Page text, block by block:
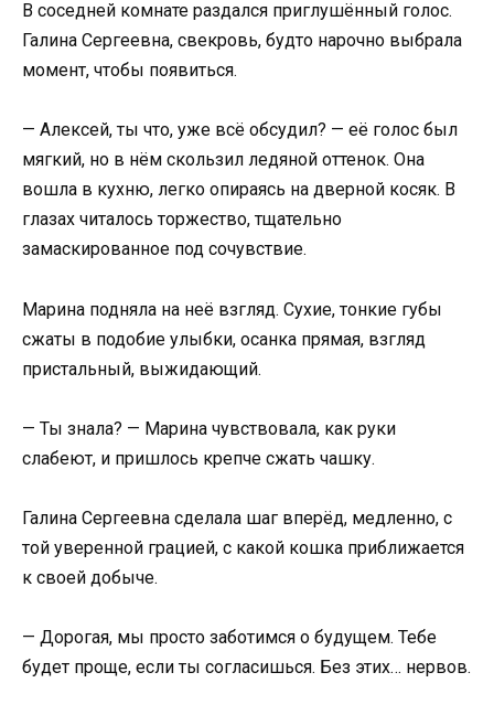
В соседней комнате раздался приглушённый голос.
Галина Сергеевна, свекровь, будто нарочно выбрала
момент, чтобы появиться.
— Алексей, ты что, уже всё обсудил? — её голос был
мягкий, но в нём скользил ледяной оттенок. Она
вошла в кухню, легко опираясь на дверной косяк. В
глазах читалось торжество, тщательно
замаскированное под сочувствие.
Марина подняла на неё взгляд. Сухие, тонкие губы
сжаты в подобие улыбки, осанка прямая, взгляд
пристальный, выжидающий.
— Ты знала? — Марина чувствовала, как руки
слабеют, и пришлось крепче сжать чашку.
Галина Сергеевна сделала шаг вперёд, медленно, с
той уверенной грацией, с какой кошка приближается
к своей добыче.
— Дорогая, мы просто заботимся о будущем. Тебе
будет проще, если ты согласишься. Без этих… нервов.